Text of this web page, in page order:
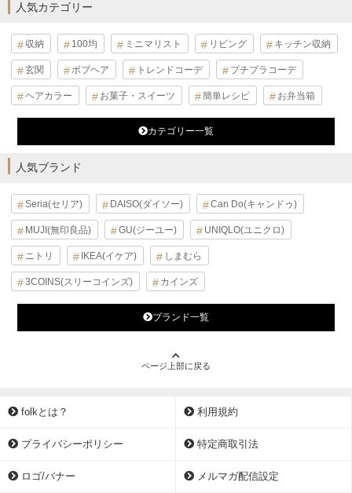
人気カテゴリー
収納 100均 ミニマリスト リビング キッチン収納
玄関 ボブヘア トレンドコーデ プチプラコーデ
ヘアカラー お菓子・スイーツ 簡単レシピ お弁当箱
カテゴリー一覧
人気ブランド
Seria(セリア) DAISO(ダイソー) Can Do(キャンドゥ)
MUJI(無印良品) GU(ジーユー) UNIQLO(ユニクロ)
ニトリ IKEA(イケア) しまむら
3COINS(スリーコインズ) カインズ
ブランド一覧
ページ上部に戻る
folkとは？ 利用規約
プライバシーポリシー 特定商取引法
ロゴ/バナー メルマガ配信設定